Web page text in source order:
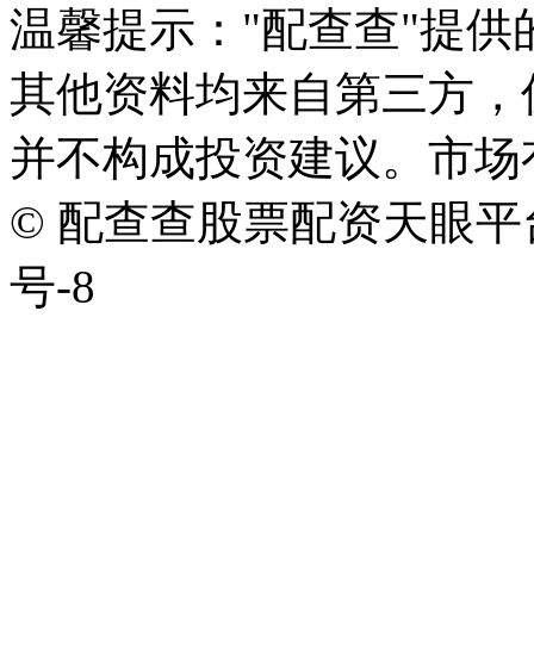
温馨提示："配查查"提供
其他资料均来自第三方
并不构成投资建议。市
© 配查查股票配资天眼平
号-8